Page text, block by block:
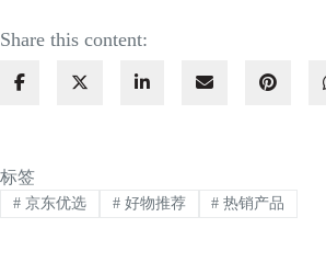
Share this content:
标签
#京东优选 #好物推荐 # 热销产品